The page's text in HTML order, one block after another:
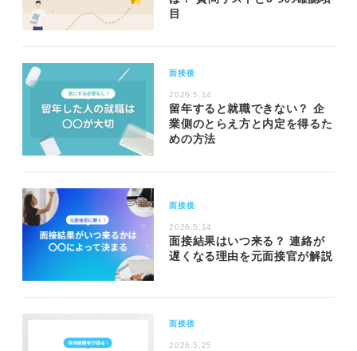
目
面接後
2026.5.14
留年すると就職できない？ 企
業側のとらえ方と内定を得るた
めの方法
面接後
2026.5.14
面接結果はいつ来る？ 連絡が
遅くなる理由を元面接官が解説
面接後
2026.5.25